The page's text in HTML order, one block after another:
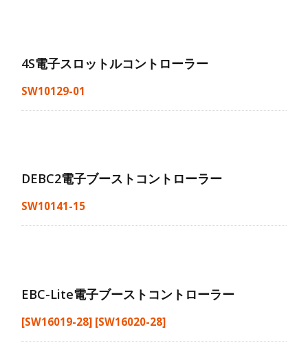
4S電子スロットルコントローラー
SW10129-01
DEBC2電子ブーストコントローラー
SW10141-15
EBC-Lite電子ブーストコントローラー
[SW16019-28] [SW16020-28]